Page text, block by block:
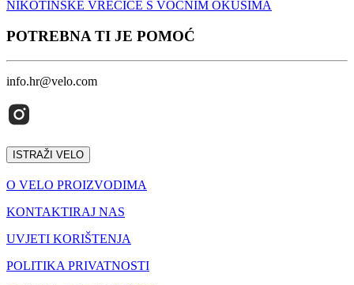
NIKOTINSKE VREĆICE S VOĆNIM OKUSIMA
POTREBNA TI JE POMOĆ
info.hr@velo.com
ISTRAŽI VELO
O VELO PROIZVODIMA
KONTAKTIRAJ NAS
UVJETI KORIŠTENJA
POLITIKA PRIVATNOSTI